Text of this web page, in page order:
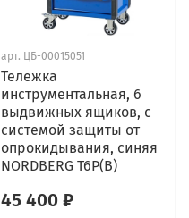
арт. ЦБ-00015051
Тележка
инструментальная, 6
выдвижных ящиков, с
системой защиты от
опрокидывания, синяя
NORDBERG T6P(B)
45 400 ₽